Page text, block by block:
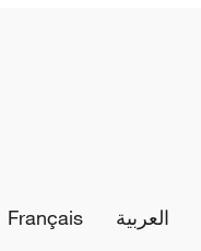
Français العربية